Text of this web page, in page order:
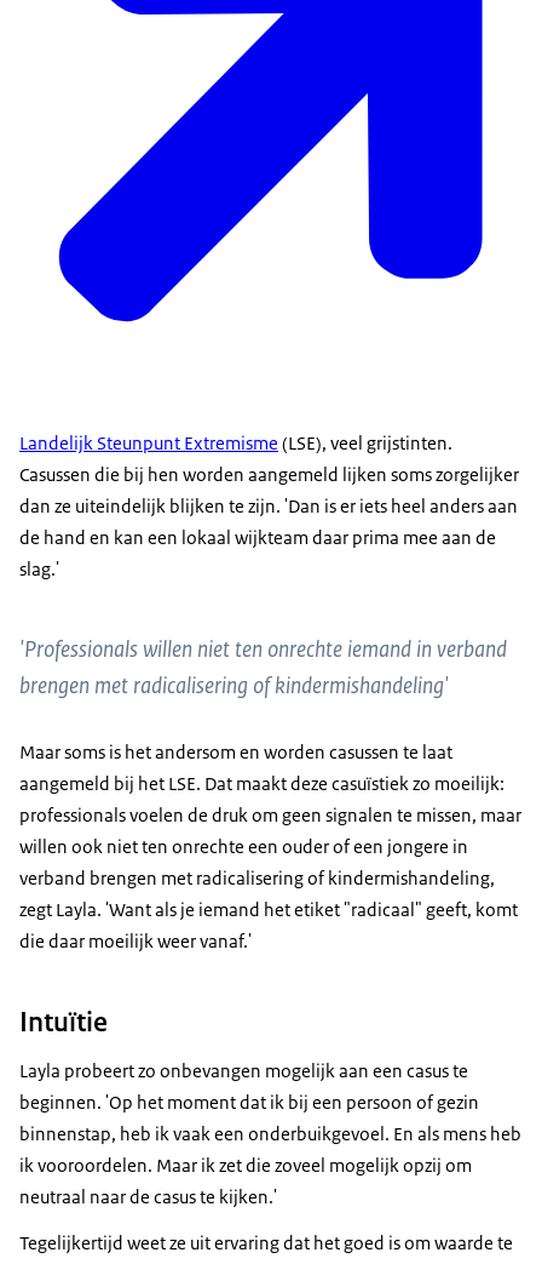
Landelijk Steunpunt Extremisme (LSE), veel grijstinten.
Casussen die bij hen worden aangemeld lijken soms zorgelijker
dan ze uiteindelijk blijken te zijn. 'Dan is er iets heel anders aan
de hand en kan een lokaal wijkteam daar prima mee aan de
slag.'
'Professionals willen niet ten onrechte iemand in verband
brengen met radicalisering of kindermishandeling'
Maar soms is het andersom en worden casussen te laat
aangemeld bij het LSE. Dat maakt deze casuïstiek zo moeilijk:
professionals voelen de druk om geen signalen te missen, maar
willen ook niet ten onrechte een ouder of een jongere in
verband brengen met radicalisering of kindermishandeling,
zegt Layla. 'Want als je iemand het etiket "radicaal" geeft, komt
die daar moeilijk weer vanaf.'
Intuïtie
Layla probeert zo onbevangen mogelijk aan een casus te
beginnen. 'Op het moment dat ik bij een persoon of gezin
binnenstap, heb ik vaak een onderbuikgevoel. En als mens heb
ik vooroordelen. Maar ik zet die zoveel mogelijk opzij om
neutraal naar de casus te kijken.'
Tegelijkertijd weet ze uit ervaring dat het goed is om waarde te